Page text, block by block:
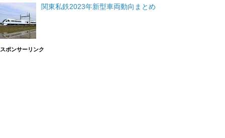
関東私鉄2023年新型車両動向まとめ
スポンサーリンク